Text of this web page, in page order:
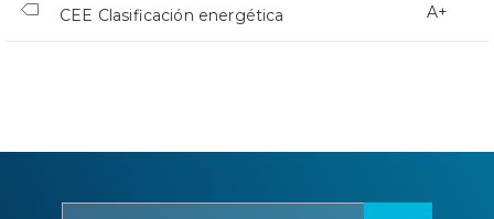
CEE Clasificación energética A+